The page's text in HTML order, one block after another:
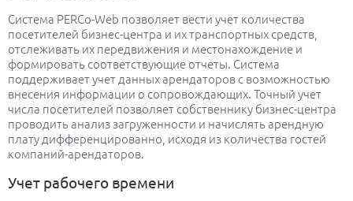
Система PERCo-Web позволяет вести учет количества
посетителей бизнес-центра и их транспортных средств,
отслеживать их передвижения и местонахождение и
формировать соответствующие отчеты. Система
поддерживает учет данных арендаторов с возможностью
внесения информации о сопровождающих. Точный учет
числа посетителей позволяет собственнику бизнес-центра
проводить анализ загруженности и начислять арендную
плату дифференцированно, исходя из количества гостей
компаний-арендаторов.
Учет рабочего времени